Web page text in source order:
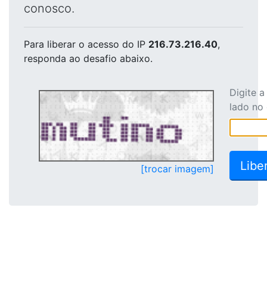
conosco.
Para liberar o acesso do IP 216.73.216.40,
responda ao desafio abaixo.
[trocar imagem]
Digite
lado no